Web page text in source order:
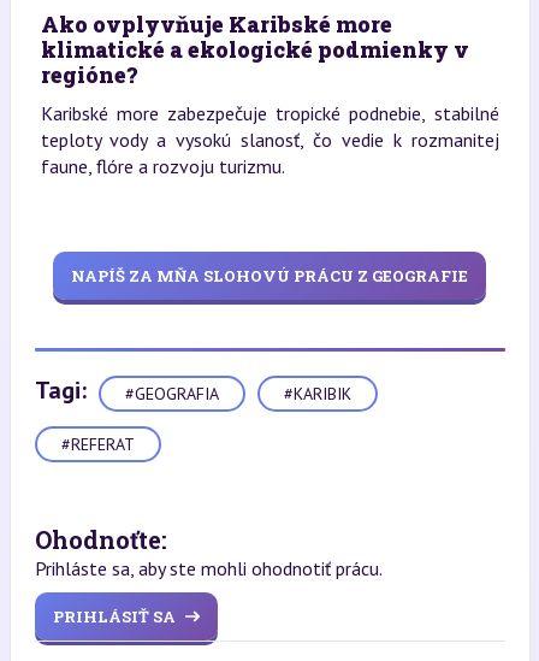
Ako ovplyvňuje Karibské more
klimatické a ekologické podmienky v
regióne?
Karibské more zabezpečuje tropické podnebie, stabilné
teploty vody a vysokú slanosť, čo vedie k rozmanitej
faune, flóre a rozvoju turizmu.
NAPÍŠ ZA MŇA SLOHOVÚ PRÁCU Z GEOGRAFIE
Tagi: #GEOGRAFIA #KARIBIK
#REFERAT
Ohodnoťte:
Prihláste sa, aby ste mohli ohodnotiť prácu.
PRIHLÁSIŤ SA